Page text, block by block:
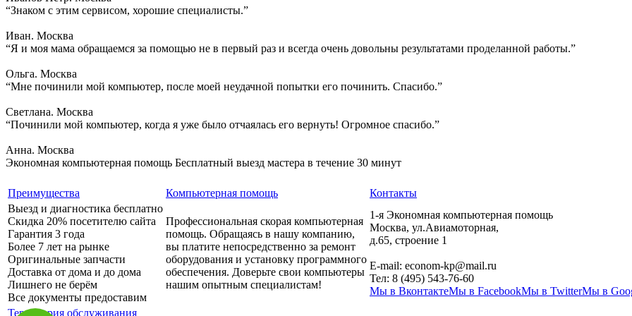
“Знаком с этим сервисом, хорошие специалисты.”
Иван. Москва
“Я и моя мама обращаемся за помощью не в первый раз и всегда очень довольны результатами проделанной работы.”
Ольга. Москва
“Мне починили мой компьютер, после моей неудачной попытки его починить. Спасибо.”
Светлана. Москва
“Починили мой компьютер, когда я уже было отчаялась его вернуть! Огромное спасибо.”
Анна. Москва
Экономная компьютерная помощь Бесплатный выезд мастера в течение 30 минут
Преимущества Компьютерная помощь
Контакты
Выезд и диагностика бесплатно
Скидка 20% посетителю сайта
Гарантия 3 года
Более 7 лет на рынке
Оригинальные запчасти
Доставка от дома и до дома
Лишнего не берём
Все документы предоставим
Профессиональная скорая компьютерная
помощь. Обращаясь в нашу компанию,
вы платите непосредственно за ремонт
оборудования и установку программного
обеспечения. Доверьте свои компьютеры
нашим опытным специалистам!
1-я Экономная компьютерная помощь
Москва, ул.Авиамоторная,
д.65, строение 1
E-mail: econom-kp@mail.ru
Тел: 8 (495) 543-76-60
Мы в ВконтактеМы в FacebookМы в TwitterМы в
Территория обслуживания